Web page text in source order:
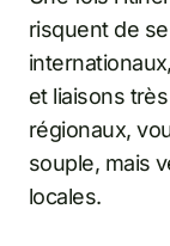
risquent de
et liaisons
régionaux,
souple, mais
locales.